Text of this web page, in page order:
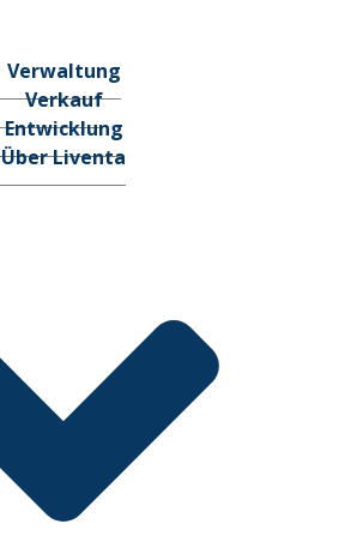
Verwaltung
Verkauf
Entwicklung
Über Liventa